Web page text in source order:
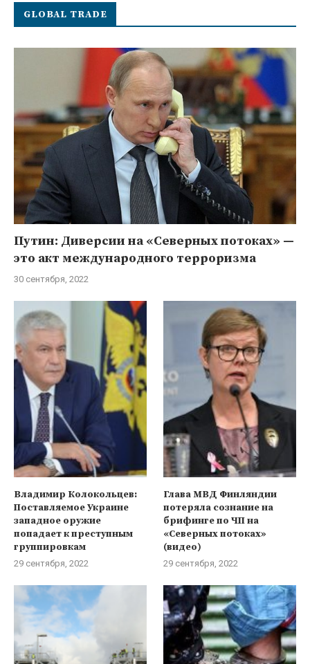
GLOBAL TRADE
Путин: Диверсии на «Северных потоках» —
это акт международного терроризма
30 сентября, 2022
Владимир Колокольцев:
Поставляемое Украине
западное оружие
попадает к преступным
группировкам
29 сентября, 2022
Глава МВД Финляндии
потеряла сознание на
брифинге по ЧП на
«Северных потоках»
(видео)
29 сентября, 2022